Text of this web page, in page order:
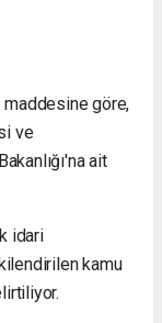
maddesine göre,
ve
ait
idari
kamu